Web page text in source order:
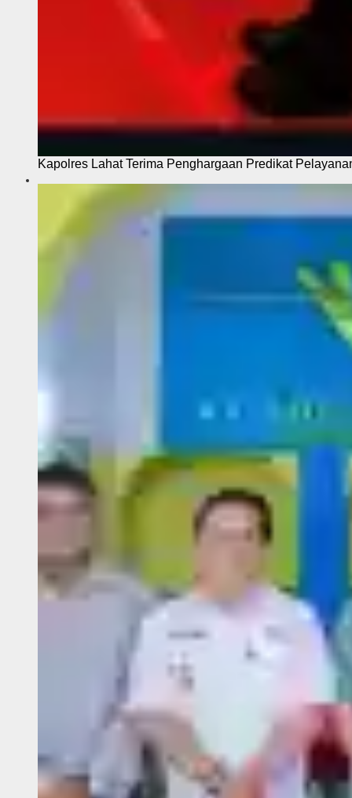
Kapolres Lahat Terima Penghargaan Predikat